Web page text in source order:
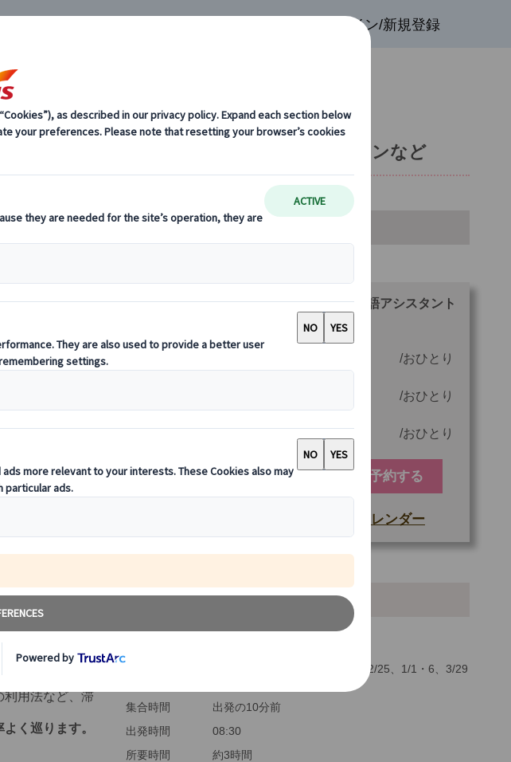
ログイン/新規登録
）｜スペイン広場・トレヴィの泉・パンテオンなど
利用法など、滞
く巡ります。
料金・空席カレンダー・お申込み
ローマ名所めぐり街歩きツアー（日本語アシスタント
おひとり
おひとり
幼児(2歳未満) 0.00 EUR おひとり
予約する
空席カレンダー
基本情報・ご案内
月・水・金曜日(6/29、8/14、12/25、1/1・6、3/29
集合時間
出発の10分前
出発時間
08:30
所要時間
約3時間